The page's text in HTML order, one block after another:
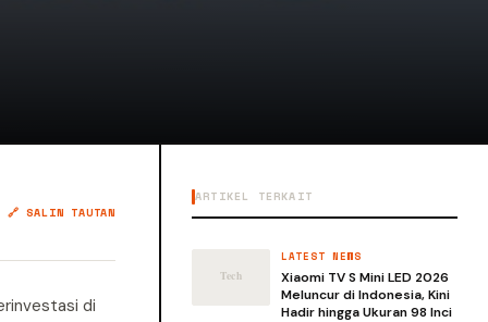
🔗 SALIN TAUTAN
di
ARTIKEL TERKAIT
LATEST NEWS
Xiaomi TV S Mini LED 2026
Meluncur di Indonesia, Kini
Hadir hingga Ukuran 98 Inci